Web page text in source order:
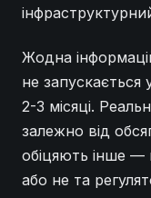
Жодна
не запускається
2-3 місяці.
залежно від
обіцяють інше —
або не та